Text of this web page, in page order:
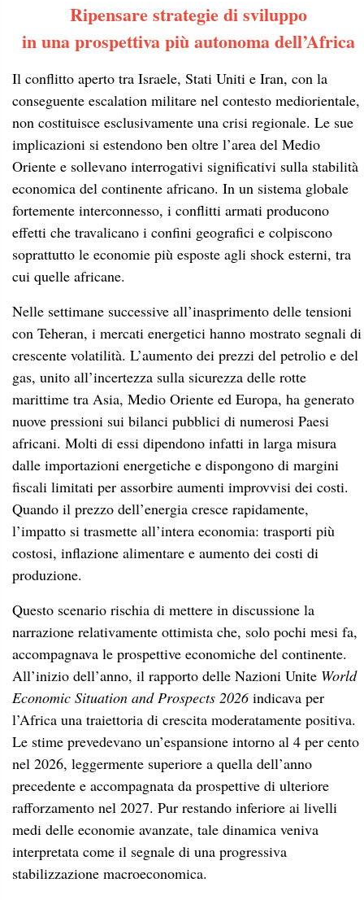
Ripensare strategie di sviluppo
in una prospettiva più autonoma dell’Africa
Il conflitto aperto tra Israele, Stati Uniti e Iran, con la
conseguente escalation militare nel contesto mediorientale,
non costituisce esclusivamente una crisi regionale. Le sue
implicazioni si estendono ben oltre l’area del Medio
Oriente e sollevano interrogativi significativi sulla stabilità
economica del continente africano. In un sistema globale
fortemente interconnesso, i conflitti armati producono
effetti che travalicano i confini geografici e colpiscono
soprattutto le economie più esposte agli shock esterni, tra
cui quelle africane.
Nelle settimane successive all’inasprimento delle tensioni
con Teheran, i mercati energetici hanno mostrato segnali di
crescente volatilità. L’aumento dei prezzi del petrolio e del
gas, unito all’incertezza sulla sicurezza delle rotte
marittime tra Asia, Medio Oriente ed Europa, ha generato
nuove pressioni sui bilanci pubblici di numerosi Paesi
africani. Molti di essi dipendono infatti in larga misura
dalle importazioni energetiche e dispongono di margini
fiscali limitati per assorbire aumenti improvvisi dei costi.
Quando il prezzo dell’energia cresce rapidamente,
l’impatto si trasmette all’intera economia: trasporti più
costosi, inflazione alimentare e aumento dei costi di
produzione.
Questo scenario rischia di mettere in discussione la
narrazione relativamente ottimista che, solo pochi mesi fa,
accompagnava le prospettive economiche del continente.
All’inizio dell’anno, il rapporto delle Nazioni Unite World
Economic Situation and Prospects 2026indicava per
l’Africa una traiettoria di crescita moderatamente positiva.
Le stime prevedevano un’espansione intorno al 4 per cento
nel 2026, leggermente superiore a quella dell’anno
precedente e accompagnata da prospettive di ulteriore
rafforzamento nel 2027. Pur restando inferiore ai livelli
medi delle economie avanzate, tale dinamica veniva
interpretata come il segnale di una progressiva
stabilizzazione macroeconomica.